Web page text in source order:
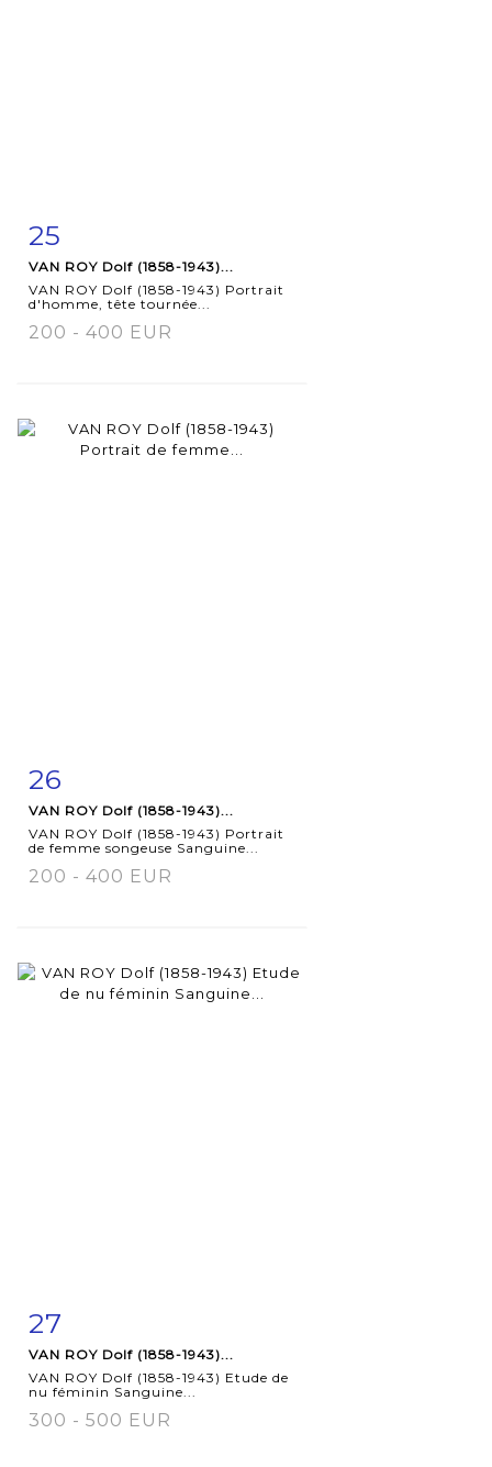
Item detail
25
VAN ROY Dolf (1858-1943)...
VAN ROY Dolf (1858-1943) Portrait
d'homme, tête tournée...
200 - 400 EUR
Item detail
26
VAN ROY Dolf (1858-1943)...
VAN ROY Dolf (1858-1943) Portrait
de femme songeuse Sanguine...
200 - 400 EUR
Item detail
27
VAN ROY Dolf (1858-1943)...
VAN ROY Dolf (1858-1943) Etude de
nu féminin Sanguine...
300 - 500 EUR